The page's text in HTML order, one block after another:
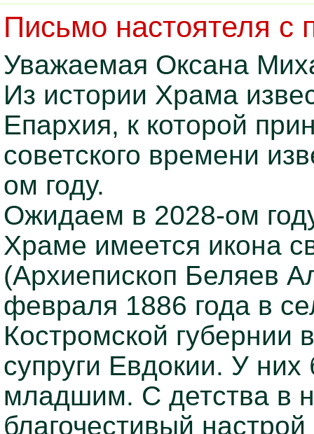
Письмо настоятеля с
Уважаемая Оксана
Из истории Храма
Епархия, к которой
советского времени
ом году.
Ожидаем в 2028-ом
Храме имеется икона
(Архиепископ Беляев
февраля 1886 года в
Костромской губернии
супруги Евдокии. У
младшим. С детства в
благочестивый